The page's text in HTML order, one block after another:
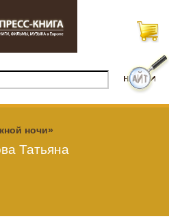
ночи»
Татьяна